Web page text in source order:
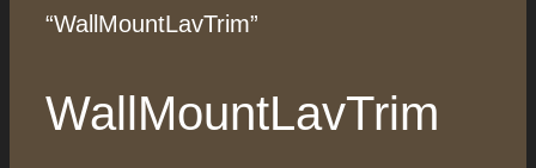
“WallMountLavTrim”
WallMountLavTrim